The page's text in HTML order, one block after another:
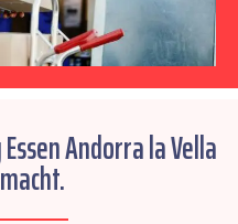
Andorra la Vella